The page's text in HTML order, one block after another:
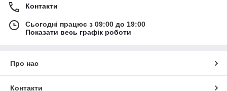
Контакти
Сьогодні працює з 09:00 до 19:00
Показати весь графік роботи
Про нас
Контакти